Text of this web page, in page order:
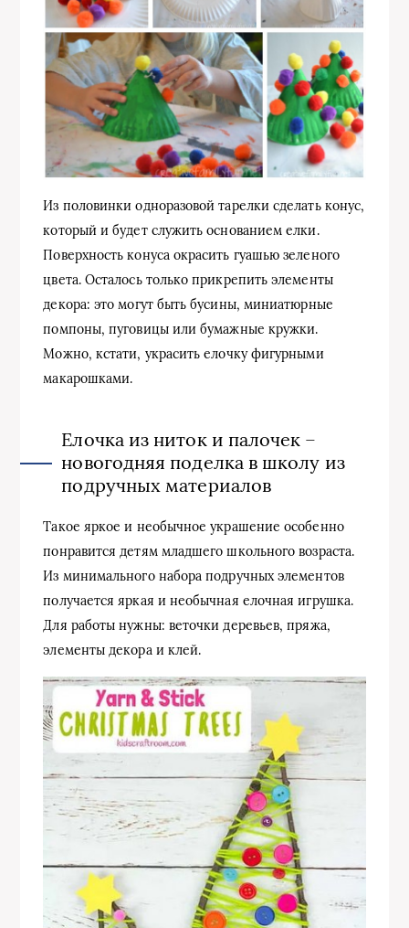
Из половинки одноразовой тарелки сделать конус,
который и будет служить основанием елки.
Поверхность конуса окрасить гуашью зеленого
цвета. Осталось только прикрепить элементы
декора: это могут быть бусины, миниатюрные
помпоны, пуговицы или бумажные кружки.
Можно, кстати, украсить елочку фигурными
макарошками.
Елочка из ниток и палочек –
новогодняя поделка в школу из
подручных материалов
Такое яркое и необычное украшение особенно
понравится детям младшего школьного возраста.
Из минимального набора подручных элементов
получается яркая и необычная елочная игрушка.
Для работы нужны: веточки деревьев, пряжа,
элементы декора и клей.